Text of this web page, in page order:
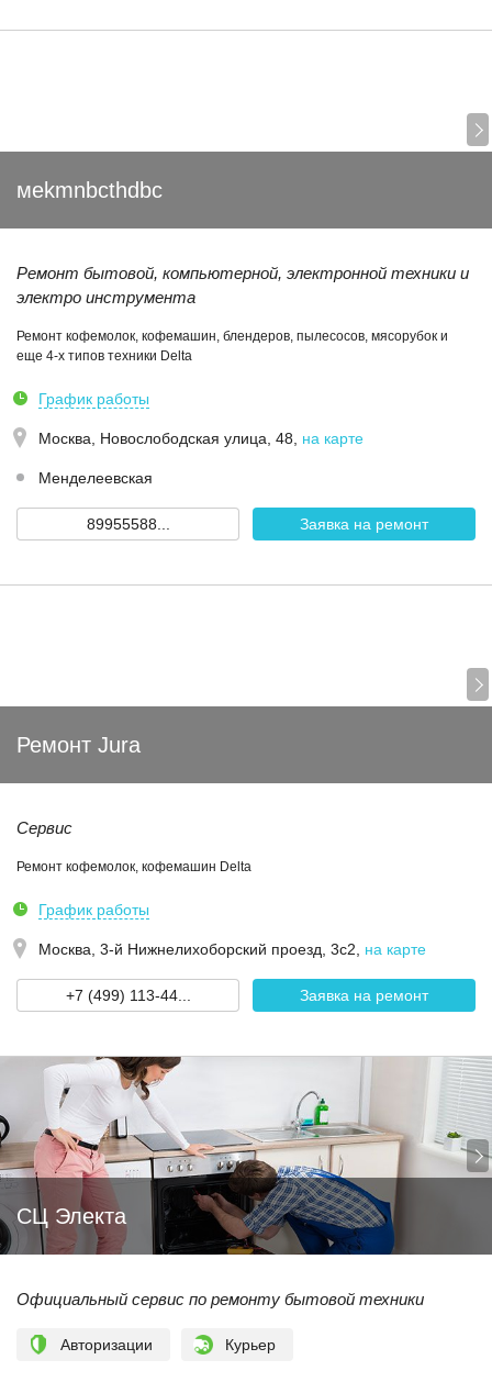
мekmnbcthdbc
Ремонт бытовой, компьютерной, электронной техники и
электро инструмента
Ремонт кофемолок, кофемашин, блендеров, пылесосов, мясорубок и
еще 4-х типов техники Delta
График работы
Москва, Новослободская улица, 48 на карте
Менделеевская
89955588... Заявка на ремонт
Ремонт Jura
Сервис
Ремонт кофемолок, кофемашин Delta
График работы
Москва, 3-й Нижнелихоборский проезд, 3с2 на карте
+7 (499) 113-44... Заявка на ремонт
СЦ Электа
Официальный сервис по ремонту бытовой техники
Авторизации Курьер